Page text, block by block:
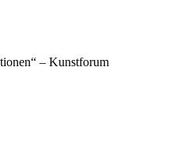
– Kunstforum